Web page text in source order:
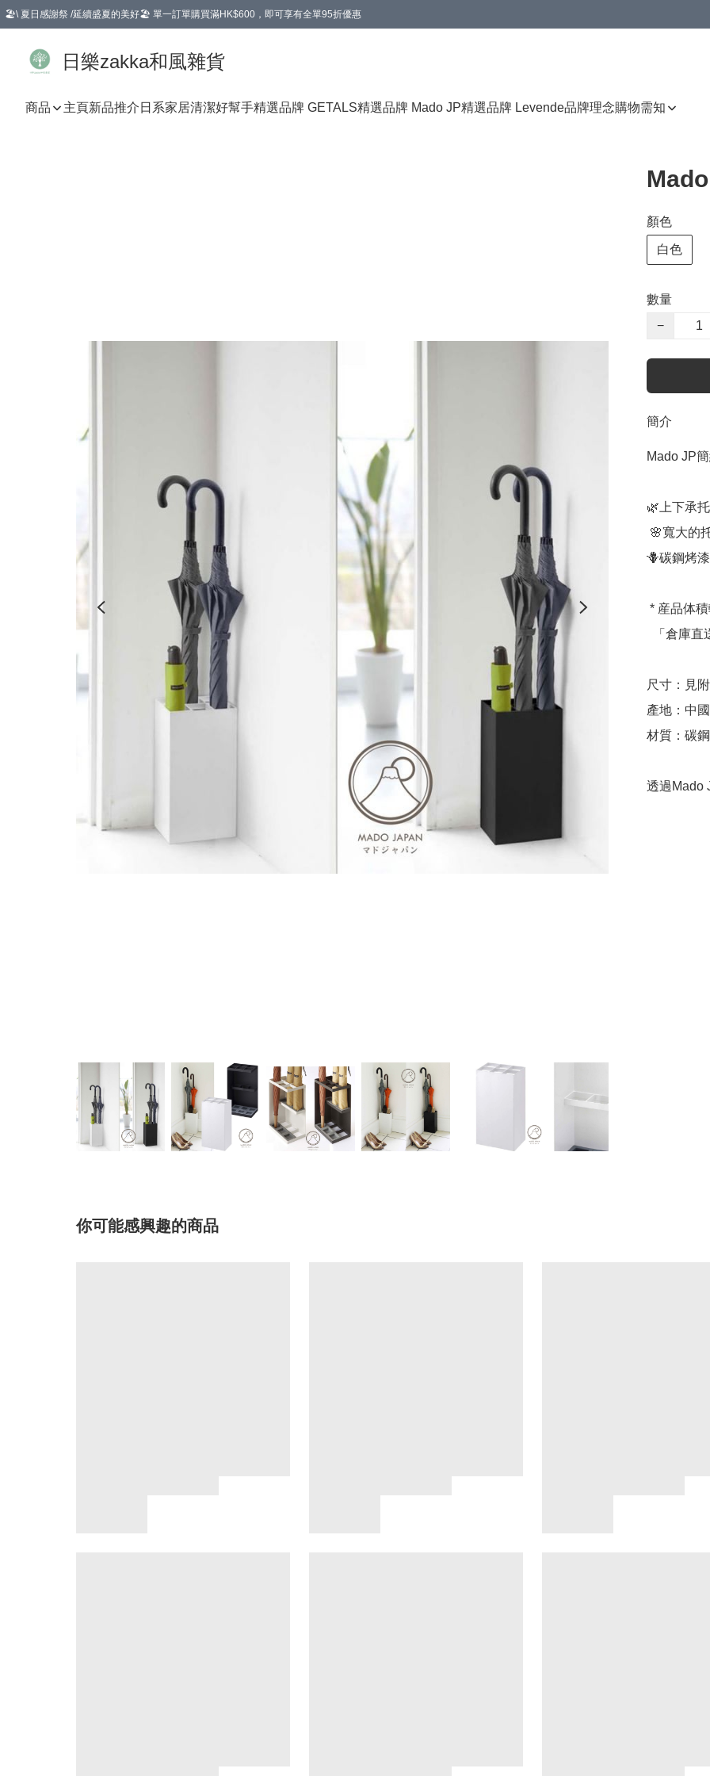
🏖️\ 夏日感謝祭 /延續盛夏的美好🏖️ 單一訂單購買滿HK$600，即可享有全單95折優惠
日樂zakka和風雜貨
商品 主頁新品推介 日系家居清潔好幫手精選品牌 GETALS精選品牌 Mado JP精選品牌 Levende品牌理念購物需知
顏色
白色
數量
−
簡介
Mado JP
🌿上下承
🪻碳鋼烤
尺寸：見
產地：中
材質：碳
你可能感興趣的商品